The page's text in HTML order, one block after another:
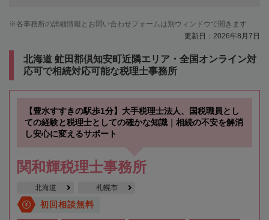
各事務所の詳細情報とお問い合わせフォームは別ウィンドウで開きます
更新日：2026年8月7日
北海道 虻田郡倶知安町近隣エリア・全国オンライン対
応可で相続対応可能な税理士事務所
【豊水すすきの駅歩1分】大手税理士法人、国税職員とし
ての経験と税理士としての確かな知識｜相続の不安を解消
し安心に変えるサポート
関和輝税理士事務所
北海道 札幌市
初回相談無料